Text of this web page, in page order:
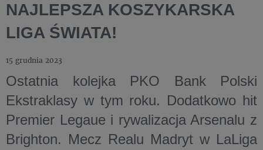
NAJLEPSZA KOSZYKARSKA
LIGA ŚWIATA!
15 grudnia 2023
Ostatnia kolejka PKO Bank Polski
Ekstraklasy w tym roku. Dodatkowo hit
Premier Legaue i rywalizacja Arsenalu z
Brighton. Mecz Realu Madryt w LaLiga